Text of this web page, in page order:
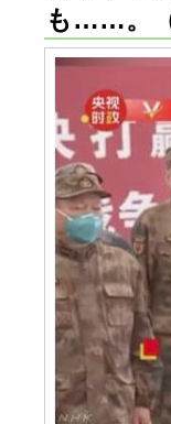
も……。